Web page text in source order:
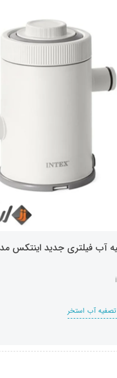
آب فیلتری جدید اینتکس
آب استخر